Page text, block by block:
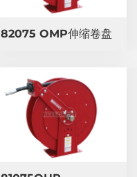
82075 OMP伸缩卷盘